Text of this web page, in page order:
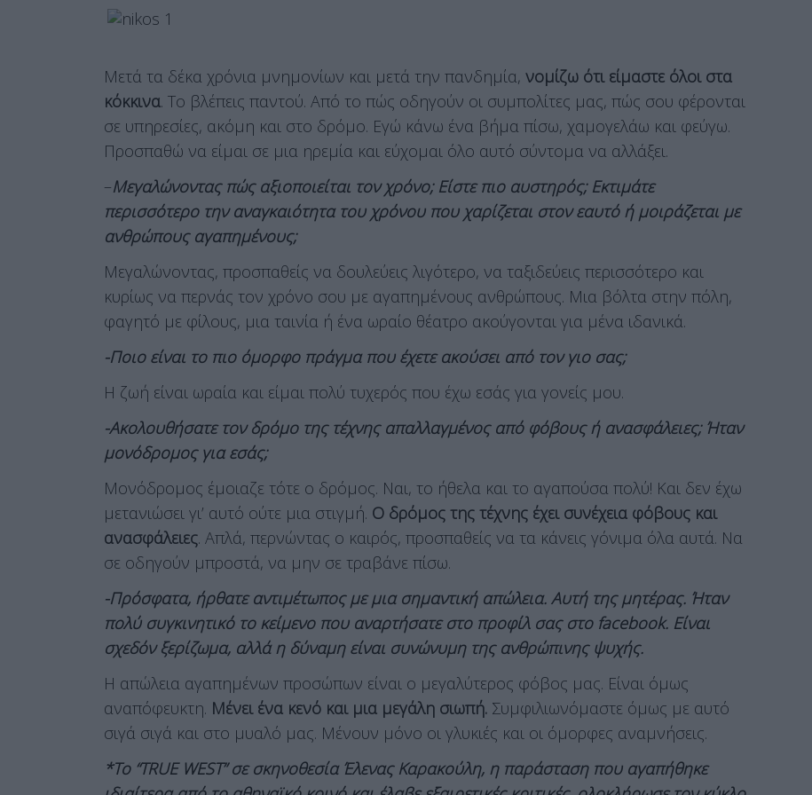
Μετά τα δέκα χρόνια μνημονίων και μετά την πανδημία, νομίζω ότι είμαστε όλοι στα
κόκκινα. Το βλέπεις παντού. Από το πώς οδηγούν οι συμπολίτες μας, πώς σου φέρονται
σε υπηρεσίες, ακόμη και στο δρόμο. Εγώ κάνω ένα βήμα πίσω, χαμογελάω και φεύγω.
Προσπαθώ να είμαι σε μια ηρεμία και εύχομαι όλο αυτό σύντομα να αλλάξει.
–Μεγαλώνοντας πώς αξιοποιείται τον χρόνο; Είστε πιο αυστηρός; Εκτιμάτε
περισσότερο την αναγκαιότητα του χρόνου που χαρίζεται στον εαυτό ή μοιράζεται με
ανθρώπους αγαπημένους;
Μεγαλώνοντας, προσπαθείς να δουλεύεις λιγότερο, να ταξιδεύεις περισσότερο και
κυρίως να περνάς τον χρόνο σου με αγαπημένους ανθρώπους. Μια βόλτα στην πόλη,
φαγητό με φίλους, μια ταινία ή ένα ωραίο θέατρο ακούγονται για μένα ιδανικά.
-Ποιο είναι το πιο όμορφο πράγμα που έχετε ακούσει από τον γιο σας;
Η ζωή είναι ωραία και είμαι πολύ τυχερός που έχω εσάς για γονείς μου.
-Ακολουθήσατε τον δρόμο της τέχνης απαλλαγμένος από φόβους ή ανασφάλειες; Ήταν
μονόδρομος για εσάς;
Μονόδρομος έμοιαζε τότε ο δρόμος. Ναι, το ήθελα και το αγαπούσα πολύ! Και δεν έχω
μετανιώσει γι’ αυτό ούτε μια στιγμή. Ο δρόμος της τέχνης έχει συνέχεια φόβους και
ανασφάλειες. Απλά, περνώντας ο καιρός, προσπαθείς να τα κάνεις γόνιμα όλα αυτά. Να
σε οδηγούν μπροστά, να μην σε τραβάνε πίσω.
-Πρόσφατα, ήρθατε αντιμέτωπος με μια σημαντική απώλεια. Αυτή της μητέρας. Ήταν
πολύ συγκινητικό το κείμενο που αναρτήσατε στο προφίλ σας στο facebook. Είναι
σχεδόν ξερίζωμα, αλλά η δύναμη είναι συνώνυμη της ανθρώπινης ψυχής.
Η απώλεια αγαπημένων προσώπων είναι ο μεγαλύτερος φόβος μας. Είναι όμως
αναπόφευκτη. Μένει ένα κενό και μια μεγάλη σιωπή. Συμφιλιωνόμαστε όμως με αυτό
σιγά σιγά και στο μυαλό μας. Μένουν μόνο οι γλυκιές και οι όμορφες αναμνήσεις.
*Το “ΤRUE WEST” σε σκηνοθεσία Έλενας Καρακούλη, η παράσταση που αγαπήθηκε